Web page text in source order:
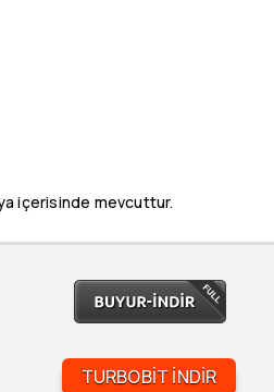
içerisinde mevcuttur.
TURBOBIT İNDIR